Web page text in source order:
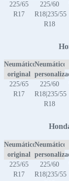
225/65
R17
225/60
R18|235/55
R18
Neumático
original
Neumático
225/65
R17
225/60
R18|235/55
R18
Neumático
original
Neumático
225/65
R17
225/60
R18|235/55